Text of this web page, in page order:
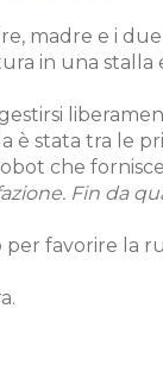
madre e i
in una stalla
è stata tra le
che
Fin da
favorire la